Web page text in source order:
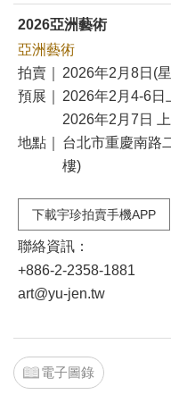
2026亞洲藝術
亞洲藝術
拍賣｜
2026年2月8日(
預展｜
2026年2月4-6日
2026年2月7日
地點｜
台北市重慶南路
樓)
下載宇珍拍賣手機APP
聯絡資訊：
+886-2-2358-1881
art@yu-jen.tw
電子圖錄